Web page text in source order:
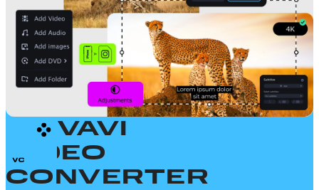
MOVAVI
VIDEO
CONVERTER